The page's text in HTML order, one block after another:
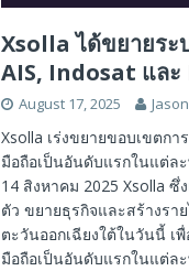
Xsolla ได้ขยายระ
AIS, Indosat และ
August 17, 2025 Jason
Xsolla เร่งขยายขอบเขตก
มือถือเป็นอันดับแรกในแต่ละ
14 สิงหาคม 2025 Xsolla
ตัว ขยายธุรกิจและสร้างรา
ตะวันออกเฉียงใต้ในวันนี้ เ
มือถือเป็นอันดับแรกในแต่ล